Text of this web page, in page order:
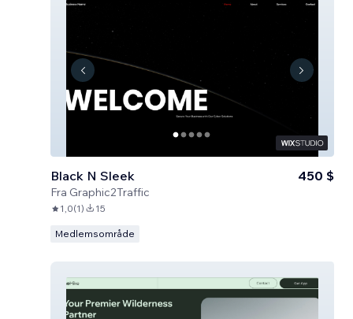
Black N Sleek
Fra Graphic2Traffic
450 $
1,0(1) 15
Medlemsområde